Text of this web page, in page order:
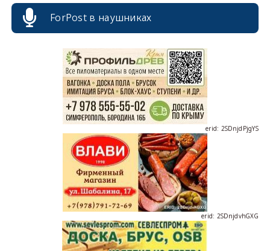
ForPost в наушниках
erid: 2SDnjdPjgYS
erid: 2SDnjdvhGXG